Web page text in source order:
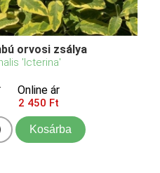
orvosi zsálya
'Icterina'
Online ár
2 450 Ft
Kosárba